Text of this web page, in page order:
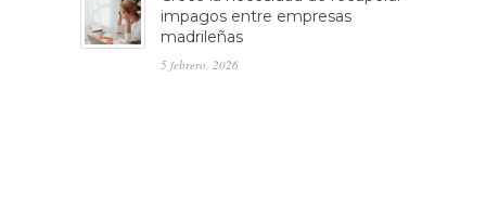
impagos entre empresas
madrileñas
5 febrero, 2026